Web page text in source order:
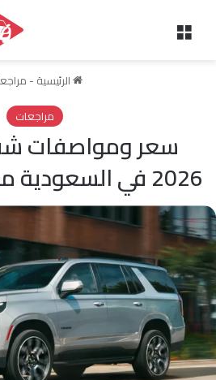
الرئيسية -
مراجعات
سعر ومواصفات
2026 في السعودية مع جميع الفئات